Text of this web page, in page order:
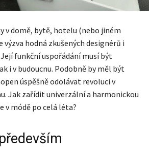
v domě, bytě, hotelu (nebo jiném
hodná zkušených designérů i
funkční uspořádání musí být
i v budoucnu. Podobně by měl být
úspěšně odolávat revoluci v
Jak zařídit univerzální a harmonickou
v módě po celá léta?